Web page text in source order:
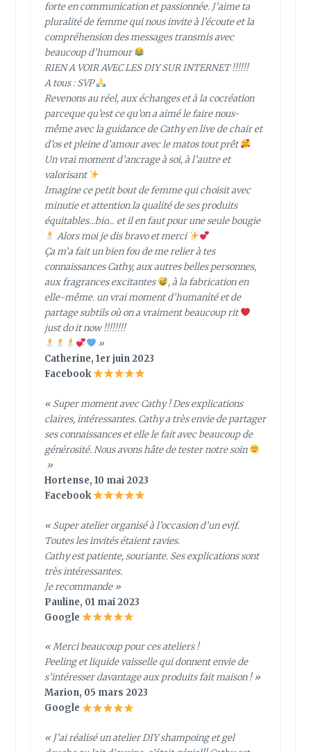
forte en communication et passionnée. J’aime ta
pluralité de femme qui nous invite à l’écoute et la
compréhension des messages transmis avec
beaucoup d’humour
RIEN A VOIR AVEC LES DIY SUR INTERNET !!!!!!
A tous : SVP
Revenons au réel, aux échanges et à la cocréation
parceque qu’est ce qu’on a aimé le faire nous-
même avec la guidance de Cathy en live de chair et
d’os et pleine d’amour avec le matos tout prêt
Un vrai moment d’ancrage à soi, à l’autre et
valorisant
Imagine ce petit bout de femme qui choisit avec
minutie et attention la qualité de ses produits
équitables…bio… et il en faut pour une seule bougie
Alors moi je dis bravo et merci
Ça m’a fait un bien fou de me relier à tes
connaissances Cathy, aux autres belles personnes,
aux fragrances excitantes
, à la fabrication en
elle-même. un vrai moment d’humanité et de
partage subtils où on a vraiment beaucoup rit
just do it now !!!!!!!!
»
Catherine, 1er juin 2023
Facebook
« Super moment avec Cathy ! Des explications
claires, intéressantes. Cathy a très envie de partager
ses connaissances et elle le fait avec beaucoup de
générosité. Nous avons hâte de tester notre soin
»
Hortense, 10 mai 2023
Facebook
« Super atelier organisé à l’occasion d’un evjf.
Toutes les invités étaient ravies.
Cathy est patiente, souriante. Ses explications sont
très intéressantes.
Je recommande »
Pauline, 01 mai 2023
Google
« Merci beaucoup pour ces ateliers !
Peeling et liquide vaisselle qui donnent envie de
s’intéresser davantage aux produits fait maison ! »
Marion, 05 mars 2023
Google
« J’ai réalisé un atelier DIY shampoing et gel